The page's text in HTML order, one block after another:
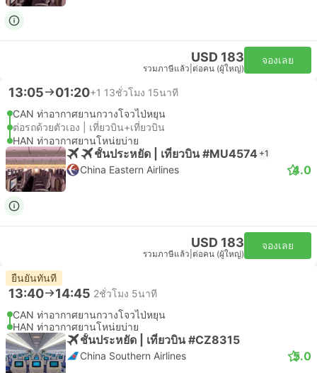
USD 183
รวมภาษีแล้ว ต่อคน (ผู้ใหญ่)
จองเลย
13:05 01:20+1 13ชั่วโมง 15นาที
CAN ท่าอากาศยานกวางโจวไป่หยุน
ต่อรถด้วยตัวเอง | เที่ยวบิน+เที่ยวบิน
HAN ท่าอากาศยานโหน่ยบ่าย
ชั้นประหยัด | เที่ยวบิน #MU4574 +1
China Eastern Airlines 4.0
USD 183
รวมภาษีแล้ว ต่อคน (ผู้ใหญ่)
จองเลย
ยืนยันทันที
13:40 14:45 2ชั่วโมง 5นาที
CAN ท่าอากาศยานกวางโจวไป่หยุน
HAN ท่าอากาศยานโหน่ยบ่าย
ชั้นประหยัด | เที่ยวบิน #CZ8315
China Southern Airlines 5.0